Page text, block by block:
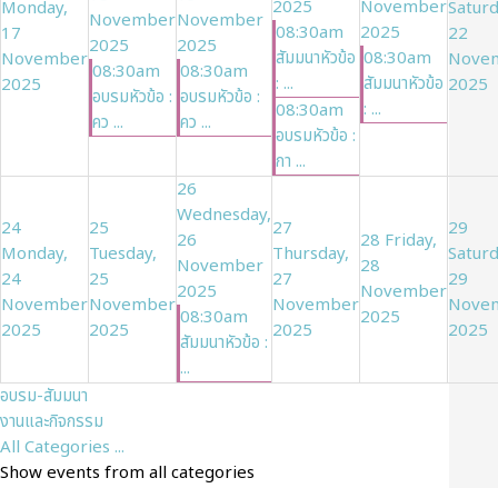
Monday,
17
November
2025
November
2025
08:30am
อบรมหัวข้อ :
คว ...
November
2025
08:30am
อบรมหัวข้อ :
คว ...
2025
08:30am
สัมมนาหัวข้อ
: ...
08:30am
อบรมหัวข้อ :
กา ...
November
2025
08:30am
สัมมนาหัวข้อ
: ...
22
2025
24
Monday,
24
November
2025
25
Tuesday,
25
November
2025
26
Wednesday,
26
November
2025
08:30am
สัมมนาหัวข้อ :
...
27
Thursday,
27
November
2025
28 Friday,
28
November
2025
29
29
2025
อบรม-สัมมนา
งานและกิจกรรม
All Categories ...
Show events from all categories